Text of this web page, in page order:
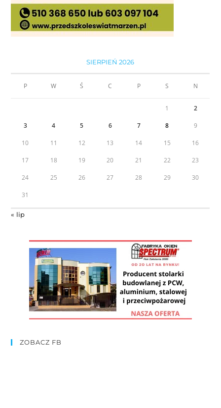
SIERPIEŃ 2026
P W Ś C P S N
1 2
3 4 5 6 7 8 9
10 11 12 13 14 15 16
17 18 19 20 21 22 23
24 25 26 27 28 29 30
31
« lip
ZOBACZ FB